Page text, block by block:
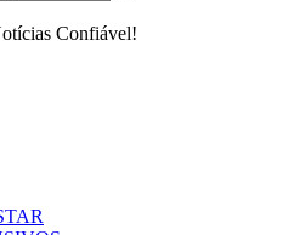
Confiável!